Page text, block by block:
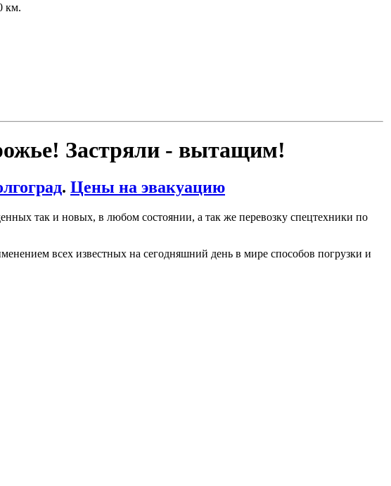
км.
Застряли - вытащим!
. Цены на эвакуацию
так и новых, в любом состоянии, а так же перевозку спецтехники по
всех известных на сегодняшний день в мире способов погрузки и